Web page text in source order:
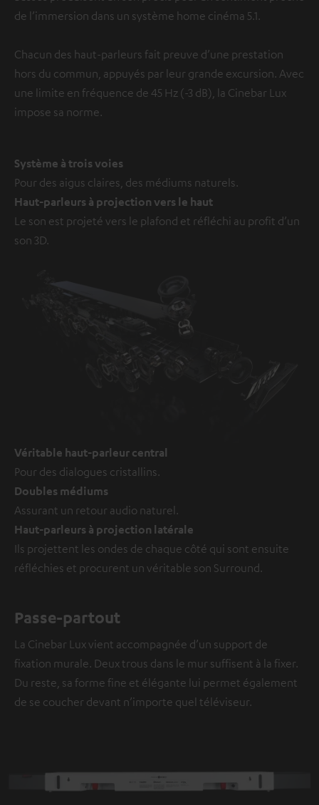
de l’immersion dans un système home cinéma 5.1.
Chacun des haut-parleurs fait preuve d’une prestation
hors du commun, appuyés par leur grande excursion. Avec
une limite en fréquence de 45 Hz (-3 dB), la Cinebar Lux
impose sa norme.
Système à trois voies
Pour des aigus claires, des médiums naturels.
Haut-parleurs à projection vers le haut
Le son est projeté vers le plafond et réfléchi au profit d’un
son 3D.
Véritable haut-parleur central
Pour des dialogues cristallins.
Doubles médiums
Assurant un retour audio naturel.
Haut-parleurs à projection latérale
Ils projettent les ondes de chaque côté qui sont ensuite
réfléchies et procurent un véritable son Surround.
Passe-partout
La Cinebar Lux vient accompagnée d’un support de
fixation murale. Deux trous dans le mur suffisent à la fixer.
Du reste, sa forme fine et élégante lui permet également
de se coucher devant n’importe quel téléviseur.